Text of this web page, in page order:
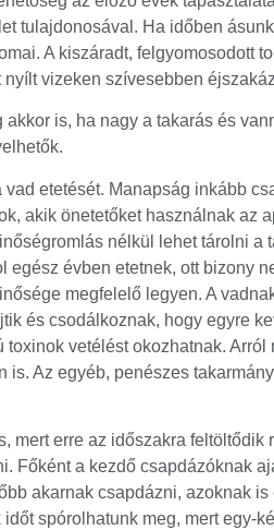
tulajdonosával. Ha időben
A kiszáradt, felgyomosodott
vizeken szívesebben
is, ha nagy a takarás és
etetését. Manapság inkább
akik önetetőket használnak az
nélkül lehet tárolni a
egész évben etetnek, ott bizony
megfelelő legyen. A
és csodálkoznak, hogy egyre
vetélést okozhatnak.
Az egyéb, penészes
mert erre az időszakra feltöltődik
Főként a kezdő csapdázóknak
akarnak csapdázni, azoknak is
spórolhatunk meg, mert egy-